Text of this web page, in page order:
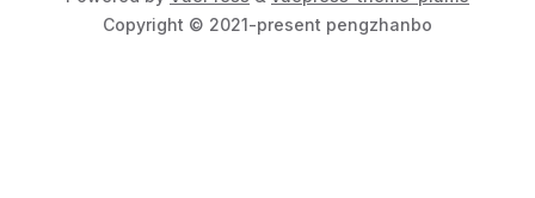
Copyright © 2021-present pengzhanbo